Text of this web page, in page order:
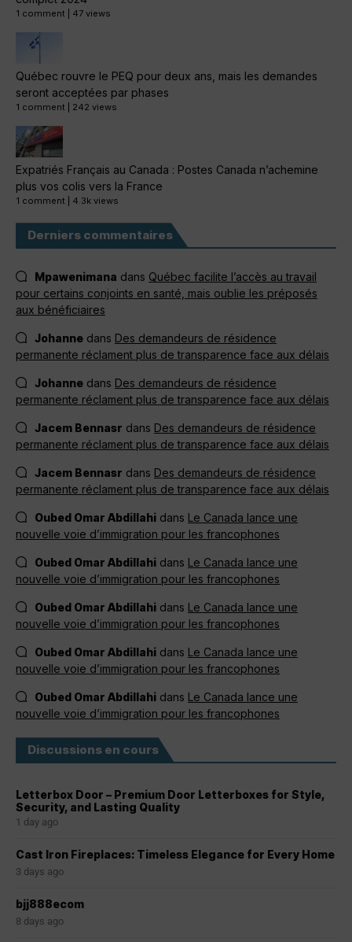
1 comment 47 views
Québec rouvre le PEQ pour deux ans, mais les demandes
seront acceptées par phases
1 comment 242 views
Expatriés Français au Canada : Postes Canada n’achemine
plus vos colis vers la France
1 comment 4.3k views
Derniers commentaires
Mpawenimana dans Québec facilite l’accès au travail
pour certains conjoints en santé, mais oublie les préposés
aux bénéficiaires
Johanne dans Des demandeurs de résidence
permanente réclament plus de transparence face aux délais
Johanne dans Des demandeurs de résidence
permanente réclament plus de transparence face aux délais
Jacem Bennasr dans Des demandeurs de résidence
permanente réclament plus de transparence face aux délais
Jacem Bennasr dans Des demandeurs de résidence
permanente réclament plus de transparence face aux délais
Oubed Omar Abdillahi dans Le Canada lance une
nouvelle voie d’immigration pour les francophones
Oubed Omar Abdillahi dans Le Canada lance une
nouvelle voie d’immigration pour les francophones
Oubed Omar Abdillahi dans Le Canada lance une
nouvelle voie d’immigration pour les francophones
Oubed Omar Abdillahi dans Le Canada lance une
nouvelle voie d’immigration pour les francophones
Oubed Omar Abdillahi dans Le Canada lance une
nouvelle voie d’immigration pour les francophones
Discussions en cours
Letterbox Door – Premium Door Letterboxes for Style,
Security, and Lasting Quality
1 day ago
Cast Iron Fireplaces: Timeless Elegance for Every Home
3 days ago
bjj888ecom
8 days ago